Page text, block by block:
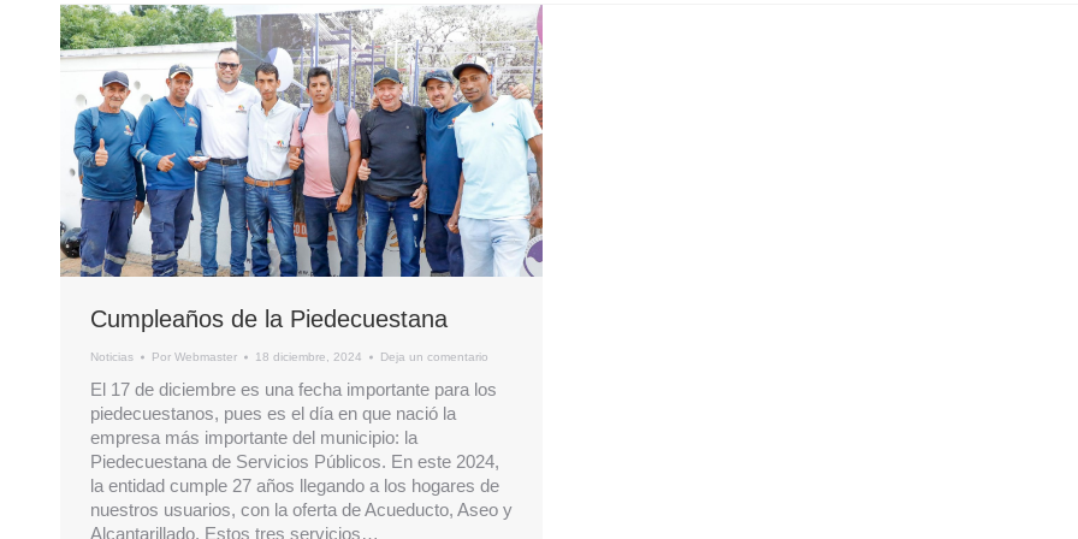
Cumpleaños de la Piedecuestana
Noticias Por Webmaster 18 diciembre, 2024 Deja un comentario
El 17 de diciembre es una fecha importante para los
piedecuestanos, pues es el día en que nació la
empresa más importante del municipio: la
Piedecuestana de Servicios Públicos. En este 2024,
la entidad cumple 27 años llegando a los hogares de
nuestros usuarios, con la oferta de Acueducto, Aseo y
Alcantarillado. Estos tres servicios…